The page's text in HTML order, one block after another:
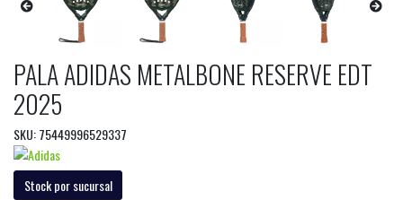
PALA ADIDAS METALBONE RESERVE EDT
2025
SKU: 75449996529337
Stock por sucursal